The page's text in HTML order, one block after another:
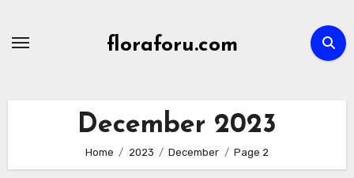
floraforu.com
December 2023
Home 2023 December Page 2